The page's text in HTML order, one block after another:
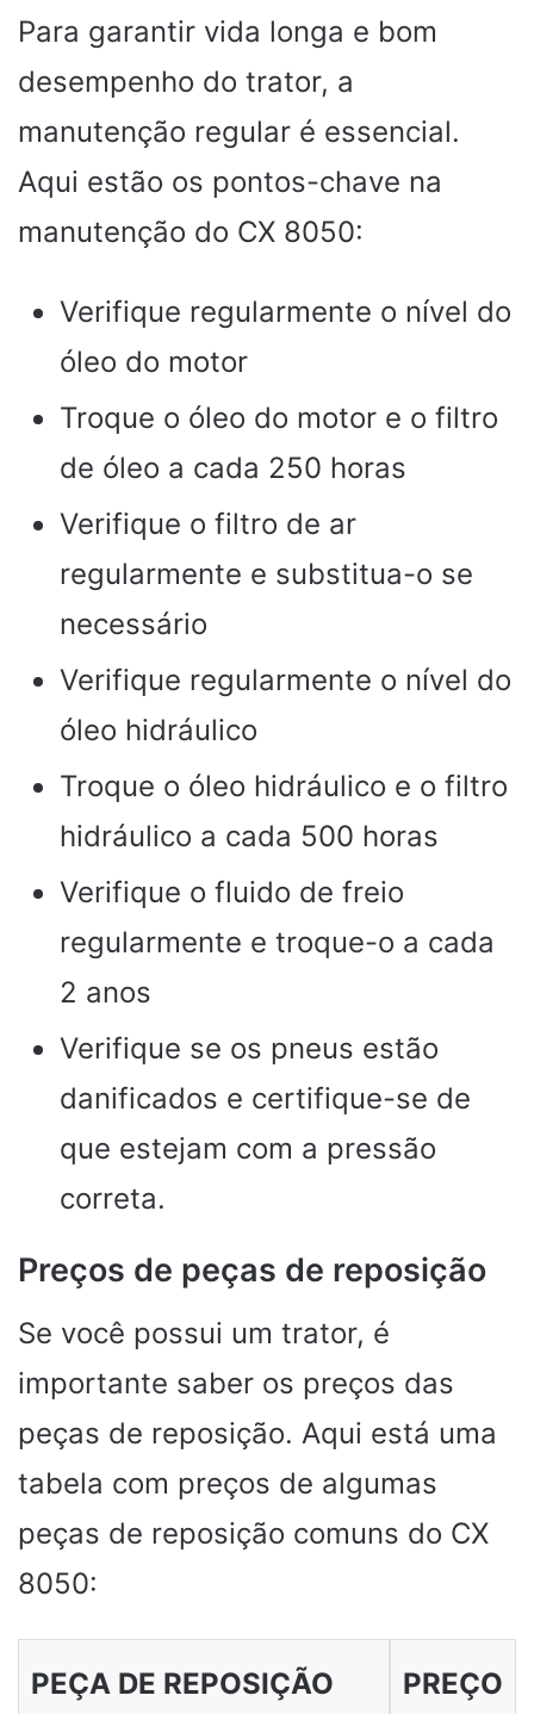
Para garantir vida longa e bom
desempenho do trator, a
manutenção regular é essencial.
Aqui estão os pontos-chave na
manutenção do CX 8050:
Verifique regularmente o nível do
óleo do motor
Troque o óleo do motor e o filtro
de óleo a cada 250 horas
Verifique o filtro de ar
regularmente e substitua-o se
necessário
Verifique regularmente o nível do
óleo hidráulico
Troque o óleo hidráulico e o filtro
hidráulico a cada 500 horas
Verifique o fluido de freio
regularmente e troque-o a cada
2 anos
Verifique se os pneus estão
danificados e certifique-se de
que estejam com a pressão
correta.
Preços de peças de reposição
Se você possui um trator, é
importante saber os preços das
peças de reposição. Aqui está uma
tabela com preços de algumas
peças de reposição comuns do CX
8050:
PEÇA DE REPOSIÇÃO PREÇO